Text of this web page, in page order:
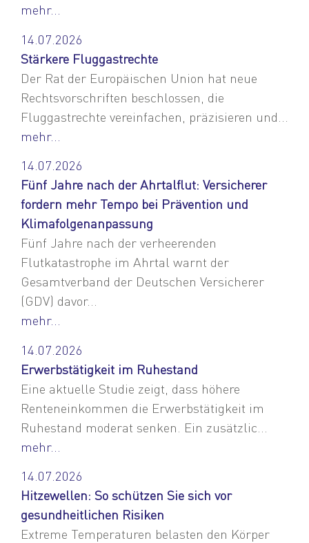
mehr...
14.07.2026
Stärkere Fluggastrechte
Der Rat der Europäischen Union hat neue
Rechtsvorschriften beschlossen, die
Fluggastrechte vereinfachen, präzisieren und...
mehr...
14.07.2026
Fünf Jahre nach der Ahrtalflut: Versicherer
fordern mehr Tempo bei Prävention und
Klimafolgenanpassung
Fünf Jahre nach der verheerenden
Flutkatastrophe im Ahrtal warnt der
Gesamtverband der Deutschen Versicherer
(GDV) davor...
mehr...
14.07.2026
Erwerbstätigkeit im Ruhestand
Eine aktuelle Studie zeigt, dass höhere
Renteneinkommen die Erwerbstätigkeit im
Ruhestand moderat senken. Ein zusätzlic...
mehr...
14.07.2026
Hitzewellen: So schützen Sie sich vor
gesundheitlichen Risiken
Extreme Temperaturen belasten den Körper